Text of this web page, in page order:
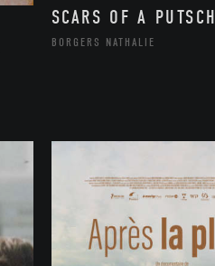
SCARS OF A PUTSCH
BORGERS NATHALIE